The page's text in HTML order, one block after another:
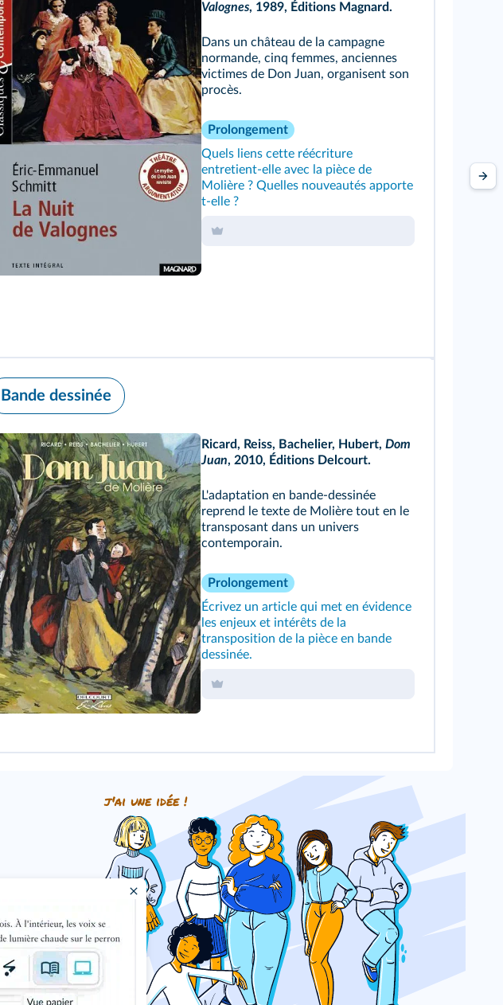
Valognes, 1989, Éditions Magnard.
Dans un château de la campagne
normande, cinq femmes, anciennes
victimes de Don Juan, organisent son
procès.
Prolongement
Quels liens cette réécriture
entretient-elle avec la pièce de
Molière ? Quelles nouveautés apporte
t-elle ?
Bande dessinée
Ricard, Reiss, Bachelier, Hubert, Dom
Juan, 2010, Éditions Delcourt.
L'adaptation en bande-dessinée
reprend le texte de Molière tout en le
transposant dans un univers
contemporain.
Prolongement
Écrivez un article qui met en évidence
les enjeux et intérêts de la
transposition de la pièce en bande
dessinée.
j'ai une idée !